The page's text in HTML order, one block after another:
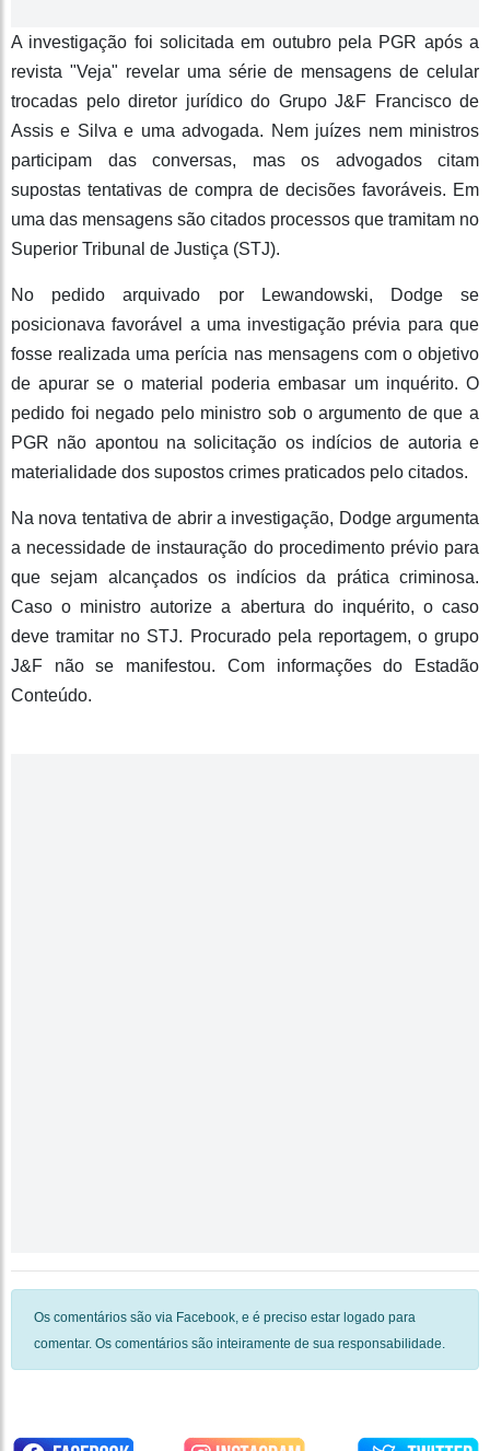
A investigação foi solicitada em outubro pela PGR após a
revista "Veja" revelar uma série de mensagens de celular
trocadas pelo diretor jurídico do Grupo J&F Francisco de
Assis e Silva e uma advogada. Nem juízes nem ministros
participam das conversas, mas os advogados citam
supostas tentativas de compra de decisões favoráveis. Em
uma das mensagens são citados processos que tramitam no
Superior Tribunal de Justiça (STJ).
No pedido arquivado por Lewandowski, Dodge se
posicionava favorável a uma investigação prévia para que
fosse realizada uma perícia nas mensagens com o objetivo
de apurar se o material poderia embasar um inquérito. O
pedido foi negado pelo ministro sob o argumento de que a
PGR não apontou na solicitação os indícios de autoria e
materialidade dos supostos crimes praticados pelo citados.
Na nova tentativa de abrir a investigação, Dodge argumenta
a necessidade de instauração do procedimento prévio para
que sejam alcançados os indícios da prática criminosa.
Caso o ministro autorize a abertura do inquérito, o caso
deve tramitar no STJ. Procurado pela reportagem, o grupo
J&F não se manifestou. Com informações do Estadão
Conteúdo.
Os comentários são via Facebook, e é preciso estar logado para
comentar. Os comentários são inteiramente de sua responsabilidade.